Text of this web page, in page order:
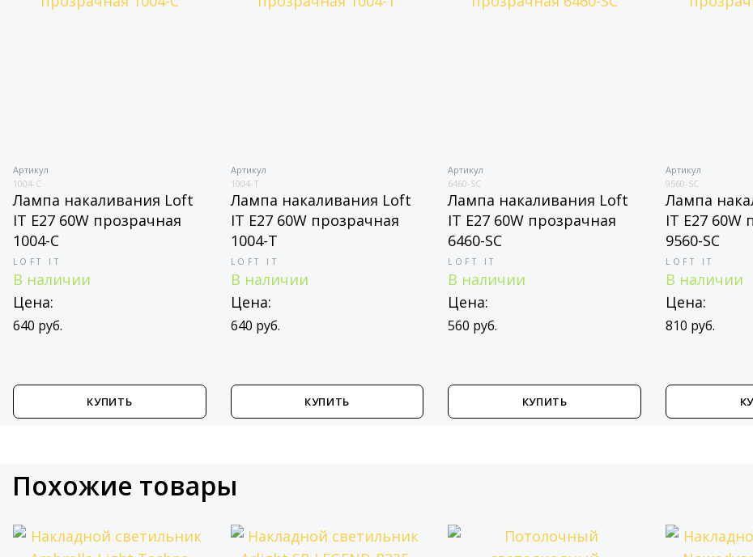
Артикул
1004-C
Лампа накаливания Loft
IT E27 60W прозрачная
1004-C
LOFT IT
В наличии
Цена:
640 руб.
КУПИТЬ
Артикул
1004-T
Лампа накаливания Loft
IT E27 60W прозрачная
1004-T
LOFT IT
В наличии
Цена:
640 руб.
КУПИТЬ
Артикул
6460-SC
Лампа накаливания Loft
IT E27 60W прозрачная
6460-SC
LOFT IT
В наличии
Цена:
560 руб.
КУПИТЬ
Артикул
9560-SC
Лампа
IT E27 60W
9560-SC
LOFT IT
В наличии
Цена:
810 руб.
Похожие товары